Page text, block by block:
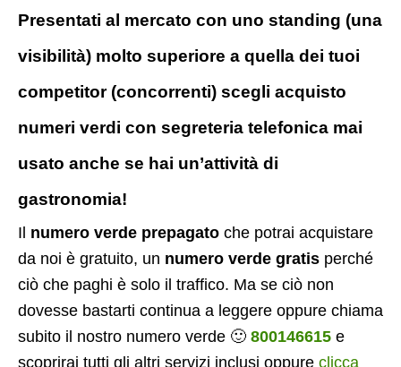
Presentati al mercato con uno standing (una
visibilità) molto superiore a quella dei tuoi
competitor (concorrenti) scegli acquisto
numeri verdi con segreteria telefonica mai
usato anche se hai un’attività di
gastronomia!
Il numero verde prepagato che potrai acquistare
da noi è gratuito, un numero verde gratis perché
ciò che paghi è solo il traffico. Ma se ciò non
dovesse bastarti continua a leggere oppure chiama
subito il nostro numero verde 🙂 800146615 e
scoprirai tutti gli altri servizi inclusi oppure clicca